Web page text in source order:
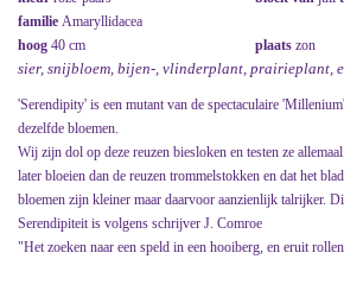
familie Amaryllidacea
hoog 40 cm plaats zon
sier, snijbloem, bijen-, vlinderplant, prairieplant,
'Serendipity' is een mutant van de spectaculaire
dezelfde bloemen.
Wij zijn dol op deze reuzen biesloken en testen ze
later bloeien dan de reuzen trommelstokken en dat het
bloemen zijn kleiner maar daarvoor aanzienlijk talrijker.
Serendipiteit is volgens schrijver J. Comroe
"Het zoeken naar een speld in een hooiberg, en eruit